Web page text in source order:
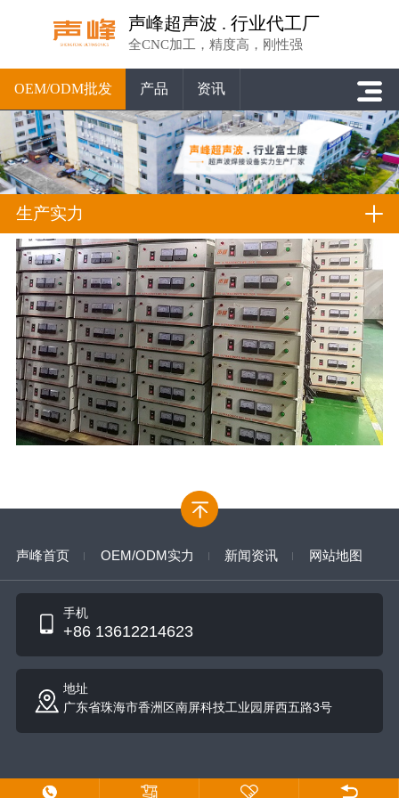
声峰超声波 . 行业代工厂
全CNC加工，精度高，刚性强
OEM/ODM批发 产品 资讯
生产实力
声峰首页 OEM/ODM实力 新闻资讯 网站地图
手机
+86 13612214623
地址
广东省珠海市香洲区南屏科技工业园屏西五路3号